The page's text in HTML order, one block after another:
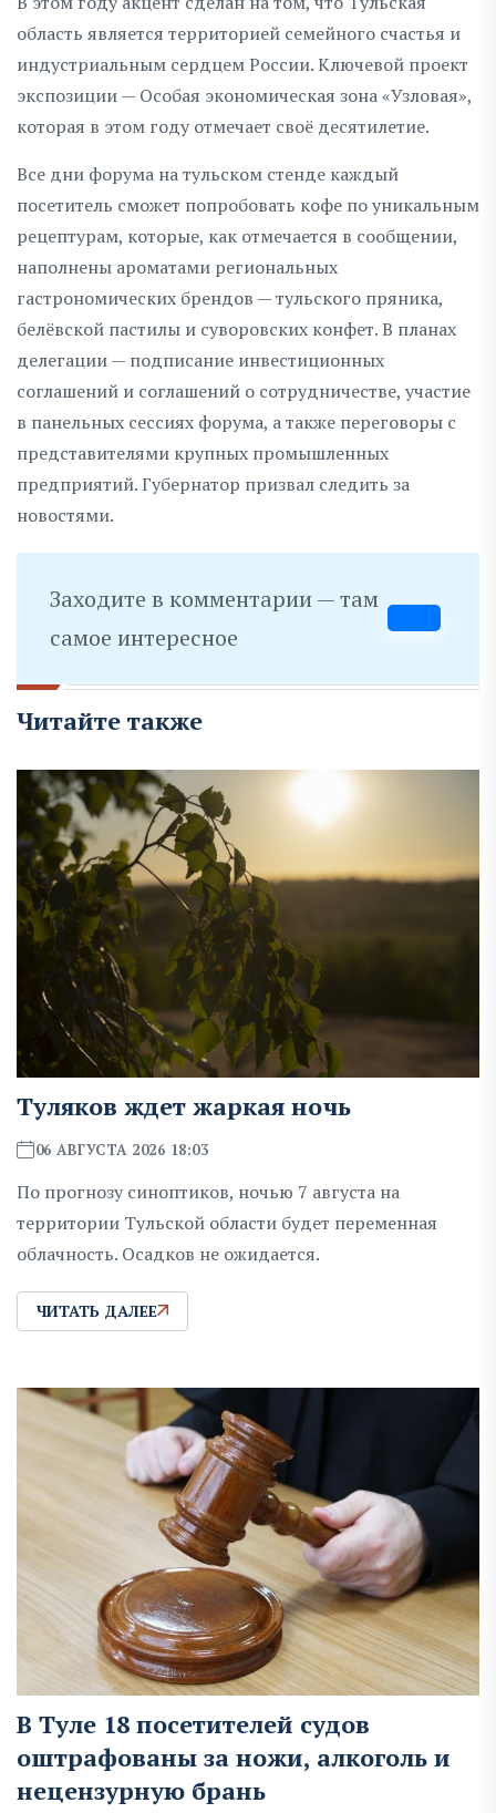
область является территорией семейного счастья и
индустриальным сердцем России. Ключевой проект
экспозиции — Особая экономическая зона «Узловая»,
которая в этом году отмечает своё десятилетие.
Все дни форума на тульском стенде каждый
посетитель сможет попробовать кофе по уникальным
рецептурам, которые, как отмечается в сообщении,
наполнены ароматами региональных
гастрономических брендов — тульского пряника,
белёвской пастилы и суворовских конфет. В планах
делегации — подписание инвестиционных
соглашений и соглашений о сотрудничестве, участие
в панельных сессиях форума, а также переговоры с
представителями крупных промышленных
предприятий. Губернатор призвал следить за
новостями.
Заходите в комментарии — там
самое интересное
Читайте также
Туляков ждет жаркая ночь
06 АВГУСТА 2026 18:03
По прогнозу синоптиков, ночью 7 августа на
территории Тульской области будет переменная
облачность. Осадков не ожидается.
ЧИТАТЬ ДАЛЕЕ
В Туле 18 посетителей судов
оштрафованы за ножи, алкоголь и
нецензурную брань